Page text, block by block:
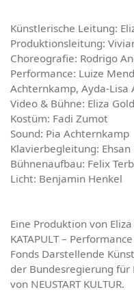
Künstlerische Leitung:
Produktionsleitung:
Choreografie: Rodrigo
Performance: Luize
Achternkamp, Ayda-Lisa
Video & Bühne: Eliza
Kostüm: Fadi Zumot
Sound: Pia Achternkamp
Klavierbegleitung:
Bühnenaufbau: Felix
Licht: Benjamin Henkel
Eine Produktion von
KATAPULT –
Fonds Darstellende
der Bundesregierung
von NEUSTART KULTUR.